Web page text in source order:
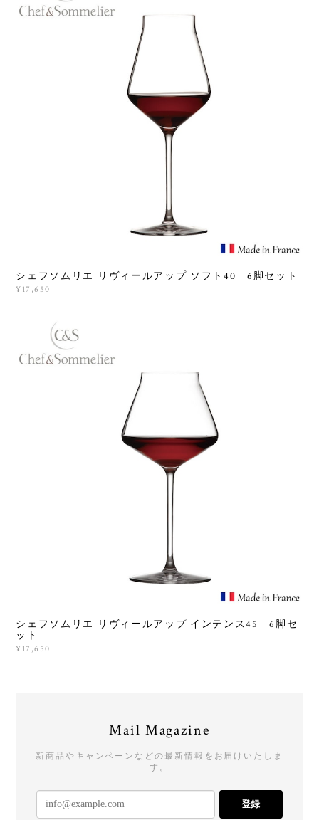
シェフソムリエ リヴィールアップ ソフト40 6脚セット
¥17,650
シェフソムリエ リヴィールアップ インテンス45 6脚セ
ット
¥17,650
Mail Magazine
新商品やキャンペーンなどの最新情報をお届けいたしま
す。
登録